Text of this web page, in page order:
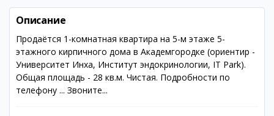
Описание
Продаётся 1-комнатная квартира на 5-м этаже 5-
этажного кирпичного дома в Академгородке (ориентир -
Университет Инха, Институт эндокринологии, IT Park).
Общая площадь - 28 кв.м. Чистая. Подробности по
телефону ... Звоните...